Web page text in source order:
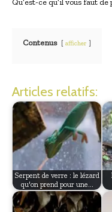
Contenus afficher
Articles relatifs:
Serpent de verre : le lézard
qu'on prend pour une…